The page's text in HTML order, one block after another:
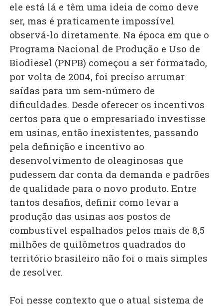
ele está lá e têm uma ideia de como deve
ser, mas é praticamente impossível
observá-lo diretamente. Na época em que o
Programa Nacional de Produção e Uso de
Biodiesel (PNPB) começou a ser formatado,
por volta de 2004, foi preciso arrumar
saídas para um sem-número de
dificuldades. Desde oferecer os incentivos
certos para que o empresariado investisse
em usinas, então inexistentes, passando
pela definição e incentivo ao
desenvolvimento de oleaginosas que
pudessem dar conta da demanda e padrões
de qualidade para o novo produto. Entre
tantos desafios, definir como levar a
produção das usinas aos postos de
combustível espalhados pelos mais de 8,5
milhões de quilômetros quadrados do
território brasileiro não foi o mais simples
de resolver.
Foi nesse contexto que o atual sistema de